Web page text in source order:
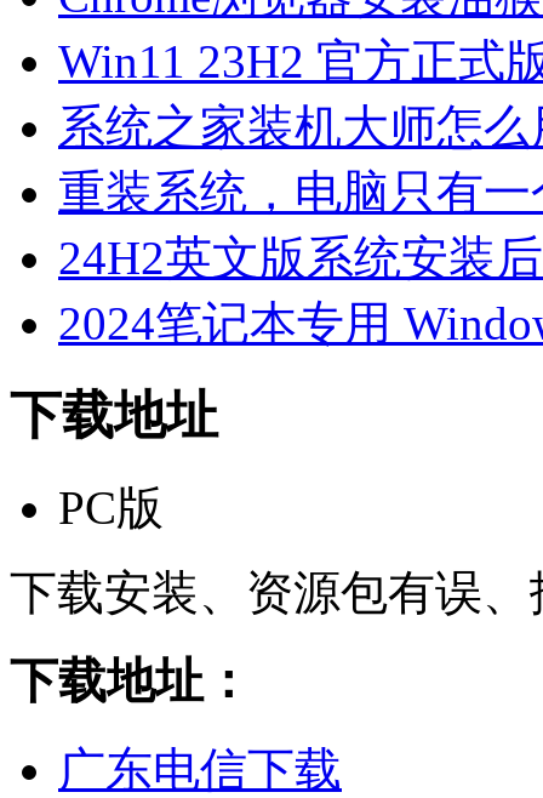
Win11 23H2 官方正式
系统之家装机大师怎
重装系统，电脑只有
24H2英文版系统安装
2024笔记本专用
下载地址
PC版
下载安装、资源包有误
下载地址：
广东电信下载